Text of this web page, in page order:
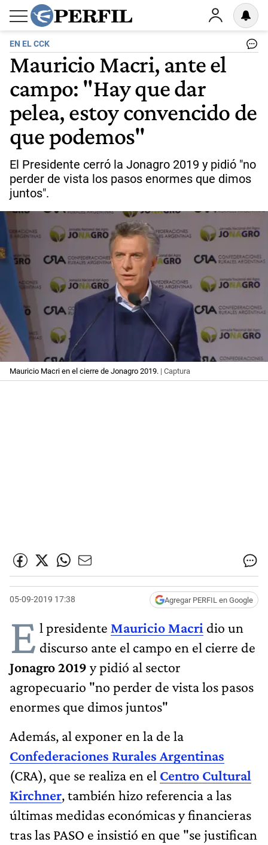
EN EL CCK
Mauricio Macri, ante el
campo: "Hay que dar
pelea, estoy convencido de
que podemos"
El Presidente cerró la Jonagro 2019 y pidió "no
perder de vista los pasos enormes que dimos
juntos".
Mauricio Macri en el cierre de Jonagro 2019. | Captura
05-09-2019 17:38 Agregar PERFIL en Google
E l presidente Mauricio Macri dio un
discurso ante el campo en el cierre de
Jonagro 2019 y pidió al sector
agropecuario "no perder de vista los pasos
enormes que dimos juntos"
Además, al exponer en la de la
Confederaciones Rurales Argentinas
(CRA), que se realiza en el Centro Cultural
Kirchner, también hizo referencia a las
últimas medidas económicas y financieras
tras las PASO e insistió en que "se justifican